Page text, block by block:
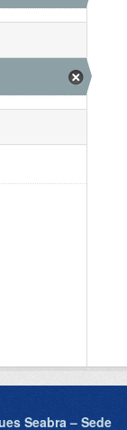
Seabra – Sede